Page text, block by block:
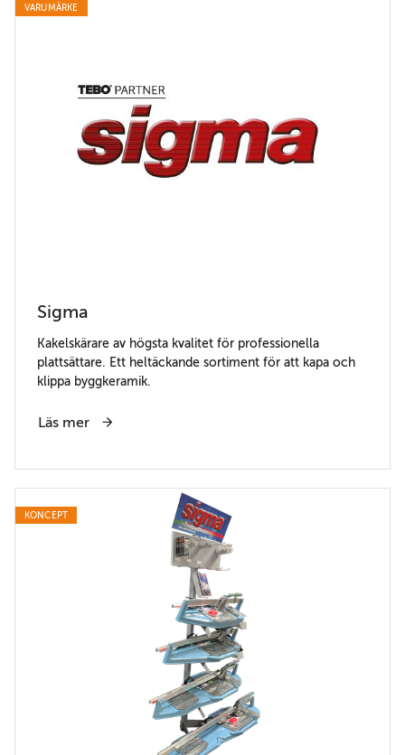
VARUMÄRKE
Sigma
Kakelskärare av högsta kvalitet för professionella
plattsättare. Ett heltäckande sortiment för att kapa och
klippa byggkeramik.
Läs mer
KONCEPT